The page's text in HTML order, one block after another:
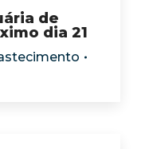
de
dia 21